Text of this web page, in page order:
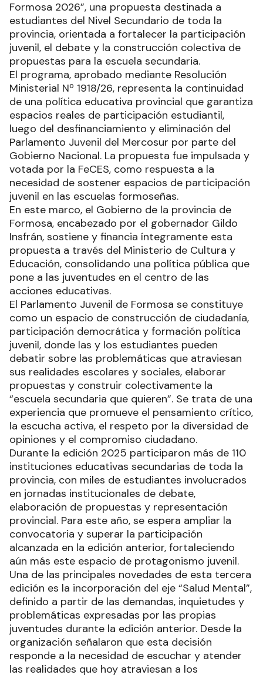
Formosa 2026”, una propuesta destinada a
estudiantes del Nivel Secundario de toda la
provincia, orientada a fortalecer la participación
juvenil, el debate y la construcción colectiva de
propuestas para la escuela secundaria.
El programa, aprobado mediante Resolución
Ministerial Nº 1918/26, representa la continuidad
de una política educativa provincial que garantiza
espacios reales de participación estudiantil,
luego del desfinanciamiento y eliminación del
Parlamento Juvenil del Mercosur por parte del
Gobierno Nacional. La propuesta fue impulsada y
votada por la FeCES, como respuesta a la
necesidad de sostener espacios de participación
juvenil en las escuelas formoseñas.
En este marco, el Gobierno de la provincia de
Formosa, encabezado por el gobernador Gildo
Insfrán, sostiene y financia íntegramente esta
propuesta a través del Ministerio de Cultura y
Educación, consolidando una política pública que
pone a las juventudes en el centro de las
acciones educativas.
El Parlamento Juvenil de Formosa se constituye
como un espacio de construcción de ciudadanía,
participación democrática y formación política
juvenil, donde las y los estudiantes pueden
debatir sobre las problemáticas que atraviesan
sus realidades escolares y sociales, elaborar
propuestas y construir colectivamente la
“escuela secundaria que quieren”. Se trata de una
experiencia que promueve el pensamiento crítico,
la escucha activa, el respeto por la diversidad de
opiniones y el compromiso ciudadano.
Durante la edición 2025 participaron más de 110
instituciones educativas secundarias de toda la
provincia, con miles de estudiantes involucrados
en jornadas institucionales de debate,
elaboración de propuestas y representación
provincial. Para este año, se espera ampliar la
convocatoria y superar la participación
alcanzada en la edición anterior, fortaleciendo
aún más este espacio de protagonismo juvenil.
Una de las principales novedades de esta tercera
edición es la incorporación del eje “Salud Mental”,
definido a partir de las demandas, inquietudes y
problemáticas expresadas por las propias
juventudes durante la edición anterior. Desde la
organización señalaron que esta decisión
responde a la necesidad de escuchar y atender
las realidades que hoy atraviesan a los